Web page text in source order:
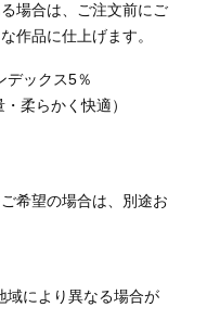
場合は、ご注文前にご
作品に仕上げます。
デックス5％
柔らかく快適）
希望の場合は、別途お
域により異なる場合が